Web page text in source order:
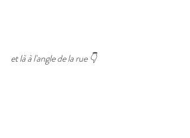
et là à l'angle de la rue 👇